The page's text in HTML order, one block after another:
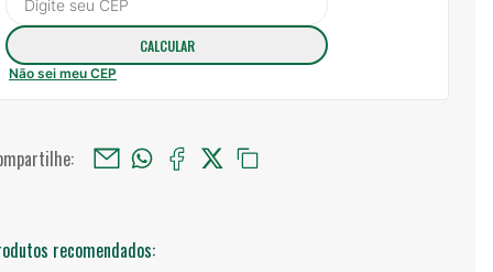
Não sei meu CEP
recomendados: